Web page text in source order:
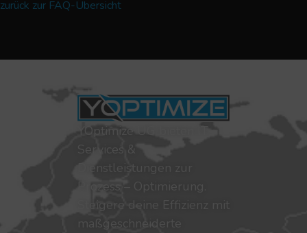
zurück zur FAQ-Übersicht
YOptimize UG bieten IT-
Services &
Dienstleistungen zur
Prozess – Optimierung.
Steigere deine Effizienz mit
maßgeschneiderte